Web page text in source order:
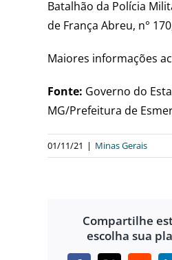
Batalhão da Polícia
de França Abreu, n°
Maiores informações
Fonte: Governo do
MG/Prefeitura de
01/11/21 | Minas Gerais
Compartilhe
escolha sua